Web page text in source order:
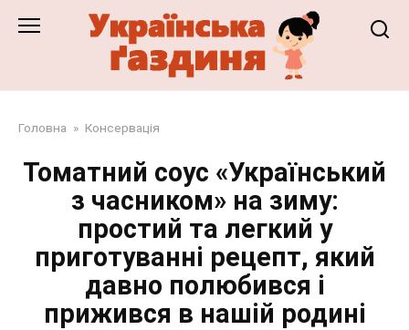
Головна » Консервація
Томатний соус «Український
з часником» на зиму:
простий та легкий у
приготуванні рецепт, який
давно полюбився і
прижився в нашій родині